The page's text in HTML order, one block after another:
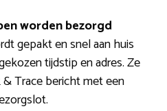
worden bezorgd
gepakt en snel aan huis
tijdstip en adres. Ze
Trace bericht met een